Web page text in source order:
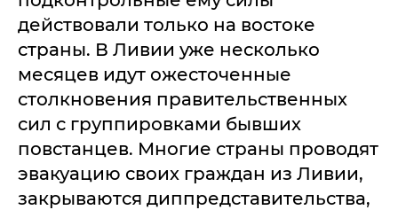
действовали только на востоке
страны. В Ливии уже несколько
месяцев идут ожесточенные
столкновения правительственных
сил с группировками бывших
повстанцев. Многие страны проводят
эвакуацию своих граждан из Ливии,
закрываются диппредставительства,